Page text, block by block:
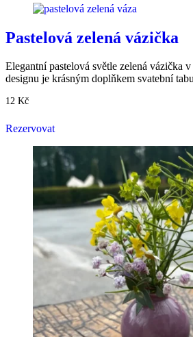
Pastelová zelená vázička
Elegantní pastelová světle zelená vázička
designu je krásným doplňkem svatební
12 Kč
Rezervovat